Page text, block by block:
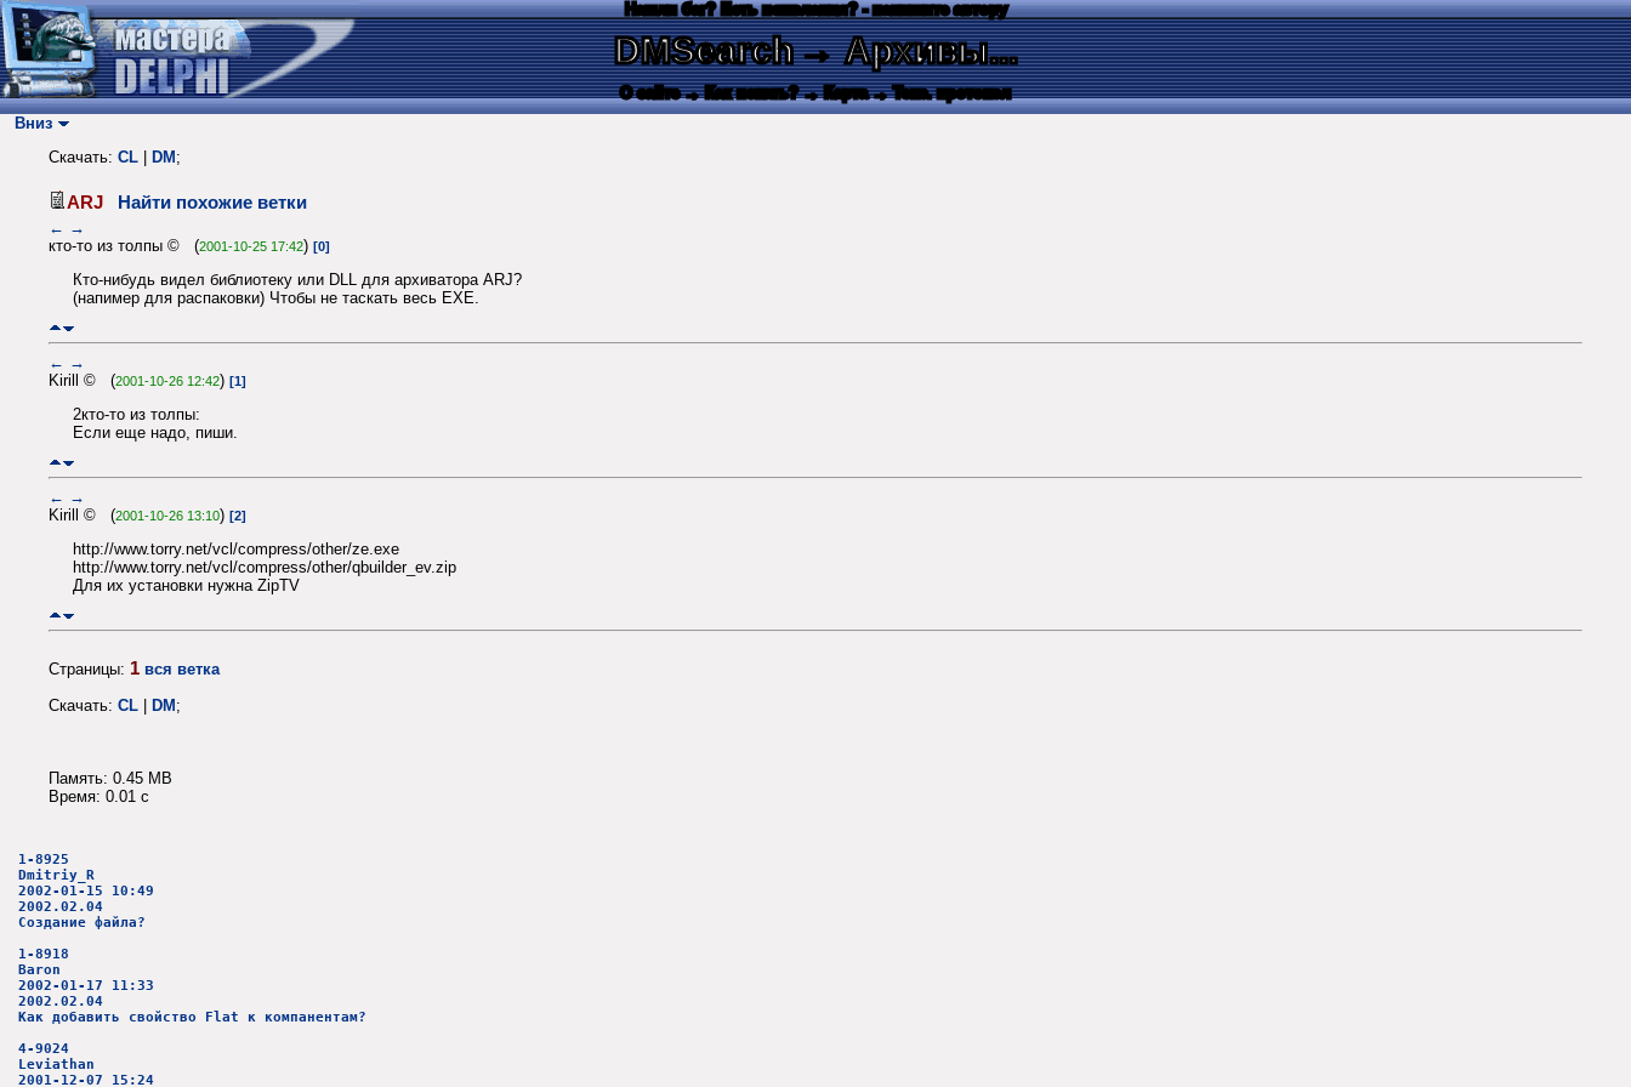
Нашли баг? Есть пожелания? - напишите автору
DMSearch→ Архивы...
О сайте → Как искать? → Карта → Текс. протокол
Вниз
Скачать: CL DM ;
ARJ Найти похожие ветки
← →
кто-то из толпы © (2001-10-25 17:42) [0]
Кто-нибудь видел библиотеку или DLL для архиватора ARJ?
(напимер для распаковки) Чтобы не таскать весь EXE.
← →
Kirill © (2001-10-26 12:42) [1]
2кто-то из толпы:
Если еще надо, пиши.
← →
Kirill © (2001-10-26 13:10) [2]
http://www.torry.net/vcl/compress/other/ze.exe
http://www.torry.net/vcl/compress/other/qbuilder_ev.zip
Для их установки нужна ZipTV
Страницы: 1 вся ветка
Скачать: CL | DM;
Память: 0.45 MB
Время: 0.01 c
1-8925
Dmitriy_R
2002-01-15 10:49
2002.02.04
Создание файла?
1-8918
Baron
2002-01-17 11:33
2002.02.04
Как добавить свойство Flat к компанентам?
4-9024
Leviathan
2001-12-07 15:24